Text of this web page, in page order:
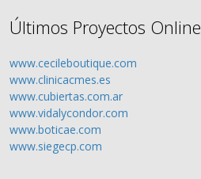
Últimos Proyectos Online
www.cecileboutique.com
www.clinicacmes.es
www.cubiertas.com.ar
www.vidalycondor.com
www.boticae.com
www.siegecp.com